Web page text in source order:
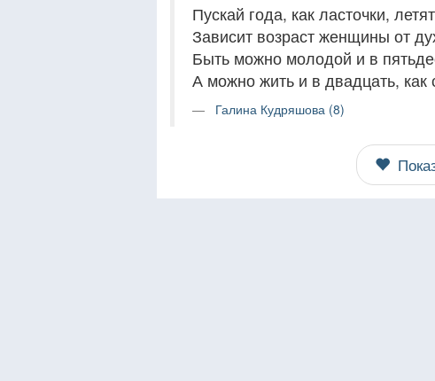
Пускай года, как ласточки,
Зависит возраст женщины от
Быть можно молодой и в
А можно жить и в двадцать, как
Галина Кудряшова (8)